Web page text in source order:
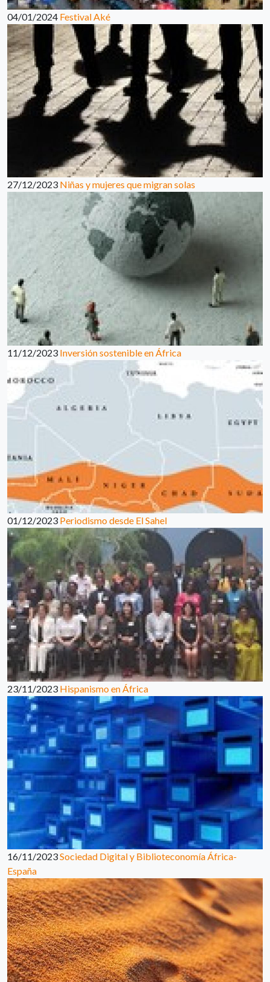
04/01/2024 Festival Aké
27/12/2023 Niñas y mujeres que migran solas
11/12/2023 Inversión sostenible en África
01/12/2023 Periodismo desde El Sahel
23/11/2023 Hispanismo en África
16/11/2023Sociedad Digital y Biblioteconomía África-
España